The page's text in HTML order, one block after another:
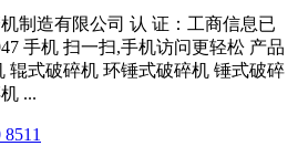
制造有限公司 认 证：工商信息已
手机 扫一扫,手机访问更轻松 产品
辊式破碎机 环锤式破碎机 锤式破碎
...